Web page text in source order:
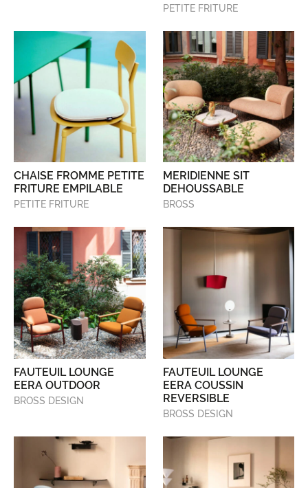
PETITE FRITURE
CHAISE FROMME PETITE
FRITURE EMPILABLE
PETITE FRITURE
MERIDIENNE SIT
DEHOUSSABLE
BROSS
FAUTEUIL LOUNGE
EERA OUTDOOR
BROSS DESIGN
FAUTEUIL LOUNGE
EERA COUSSIN
REVERSIBLE
BROSS DESIGN